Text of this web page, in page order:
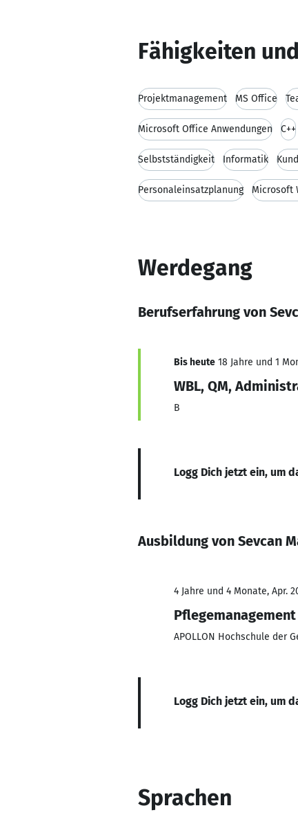
Fähigkeiten
Projektmanagement MS Office
Microsoft Office Anwendungen C++
Selbstständigkeit Informatik
Personaleinsatzplanung Microsoft
Werdegang
Berufserfahrung von
Bis heute 18 Jahre und 1
WBL, QM,
B
Logg Dich jetzt ein, um
Ausbildung von Sevcan
4 Jahre und 4 Monate, Apr.
Pflegemanagement
APOLLON Hochschule der
Logg Dich jetzt ein, um
Sprachen